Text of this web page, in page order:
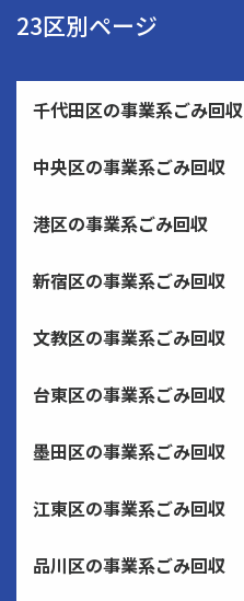
23区別ページ
千代田区の事業系ごみ回収
中央区の事業系ごみ回収
港区の事業系ごみ回収
新宿区の事業系ごみ回収
文教区の事業系ごみ回収
台東区の事業系ごみ回収
墨田区の事業系ごみ回収
江東区の事業系ごみ回収
品川区の事業系ごみ回収